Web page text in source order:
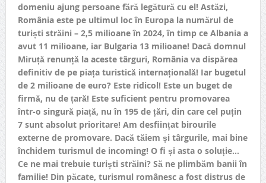
domeniu ajung persoane fără legătură cu el! Astăzi,
România este pe ultimul loc în Europa la numărul de
turiști străini – 2,5 milioane în 2024, în timp ce Albania a
avut 11 milioane, iar Bulgaria 13 milioane! Dacă domnul
Miruță renunță la aceste târguri, România va dispărea
definitiv de pe piața turistică internațională! Iar bugetul
de 2 milioane de euro? Este ridicol! Este un buget de
firmă, nu de țară! Este suficient pentru promovarea
într-o singură piață, nu în 195 de țări, din care cel puțin
7 sunt absolut prioritare! Am desființat birourile
externe de promovare. Dacă tăiem și târgurile, mai bine
închidem turismul de incoming! O fi și asta o soluție…
Ce ne mai trebuie turiști străini? Să ne plimbăm banii în
familie! Din păcate, turismul românesc a fost distrus de